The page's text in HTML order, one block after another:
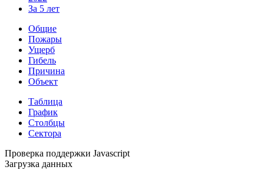
За 5 лет
Общие
Пожары
Ущерб
Гибель
Причина
Объект
Таблица
График
Столбцы
Сектора
Проверка поддержки Javascript
Загрузка данных